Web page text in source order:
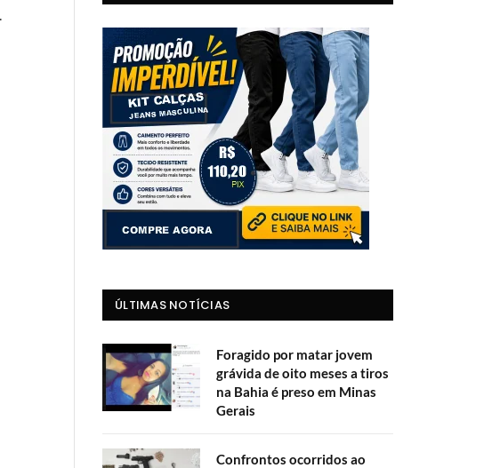
ÚLTIMAS NOTÍCIAS
Foragido por matar jovem
grávida de oito meses a tiros
na Bahia é preso em Minas
Gerais
Confrontos ocorridos ao